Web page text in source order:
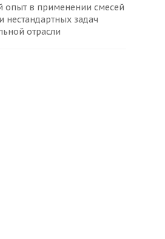
опыт в применении смесей
нестандартных задач
отрасли